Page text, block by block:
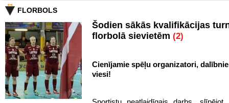
FLORBOLS
Šodien sākās kvalifikācijas
florbolā sievietēm (2)
Cienījamie spēļu organizatori,
viesi!